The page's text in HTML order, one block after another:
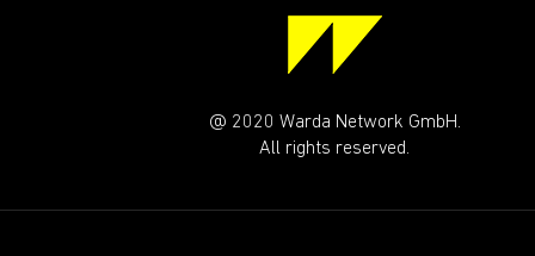
@ 2020 Warda Network GmbH.
All rights reserved.